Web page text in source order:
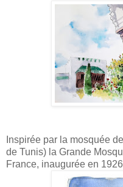
Inspirée par la mosquée
de Tunis) la Grande
France, inaugurée en